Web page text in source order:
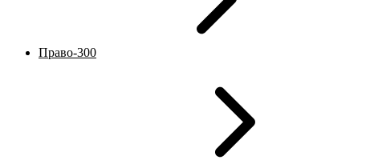
Право-300